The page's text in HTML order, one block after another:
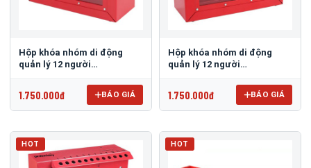
Hộp khóa nhóm di động
quản lý 12 người
1.750.000đ BÁO GIÁ
Hộp khóa nhóm di động
quản lý 12 người
1.750.000đ BÁO GIÁ
HOT HOT